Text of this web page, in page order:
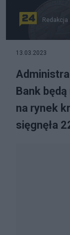
Redakcja
13.03.2023
Bank
na rynek
sięgnęła